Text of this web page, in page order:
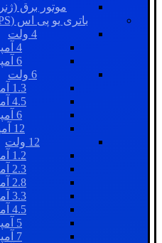
موتور برق
باتری یو پی اس (UPS)
4 ولت
4 آمپر
6 آمپر
6 ولت
1.3 آمپر
4.5 آمپر
6 آمپر
12 آمپر
12 ولت
1.2 آمپر
2.3 آمپر
2.8 آمپر
3.3 آمپر
4.5 آمپر
5 آمپر
7 آمپر